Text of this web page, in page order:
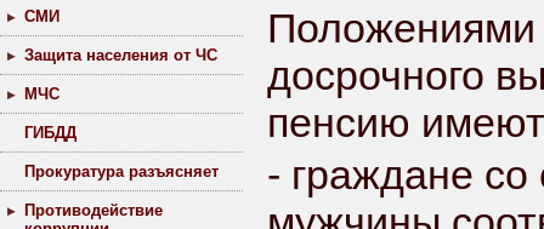
СМИ
Защита населения от ЧС
МЧС
ГИБДД
Прокуратура разъясняет
Противодействие
Положениями
досрочного
пенсию
- граждане